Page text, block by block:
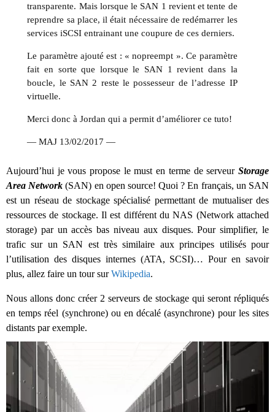
transparente. Mais lorsque le SAN 1 revient et tente de
reprendre sa place, il était nécessaire de redémarrer les
services iSCSI entrainant une coupure de ces derniers.
Le paramètre ajouté est : « nopreempt ». Ce paramètre
fait en sorte que lorsque le SAN 1 revient dans la
boucle, le SAN 2 reste le possesseur de l’adresse IP
virtuelle.
Merci donc à Jordan qui a permit d’améliorer ce tuto!
— MAJ 13/02/2017 —
Aujourd’hui je vous propose le must en terme de serveur Storage
Area Network (SAN) en open source! Quoi ? En français, un SAN
est un réseau de stockage spécialisé permettant de mutualiser des
ressources de stockage. Il est différent du NAS (Network attached
storage) par un accès bas niveau aux disques. Pour simplifier, le
trafic sur un SAN est très similaire aux principes utilisés pour
l’utilisation des disques internes (ATA, SCSI)… Pour en savoir
plus, allez faire un tour surWikipedia.
Nous allons donc créer 2 serveurs de stockage qui seront répliqués
en temps réel (synchrone) ou en décalé (asynchrone) pour les sites
distants par exemple.